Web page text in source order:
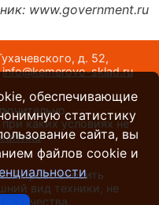
www.government.ru
д. 52,
info@kemerovo-sklad.ru
каких условиях не
право вносить
вид техники, не
качества.
обеспечивающие
статистику
сайта, вы
файлов cookie и